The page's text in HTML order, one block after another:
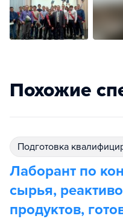
Похожие
подготовка
Лаборант по
сырья,
продуктов,